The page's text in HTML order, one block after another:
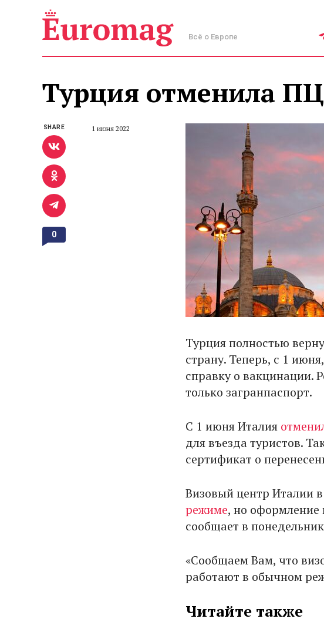
Всё о Европе
Турция отменила
1 июня 2022
Турция полностью
страну. Теперь, с 1
справку о вакцинации.
только загранпаспорт.
С 1 июня Италия
для въезда туристов.
сертификат о
Визовый центр Италии
режиме, но оформление
сообщает в
«Сообщаем Вам, что
работают в обычном
Читайте также
SHARE
0